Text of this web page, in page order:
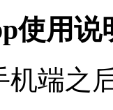
使用说
机端之